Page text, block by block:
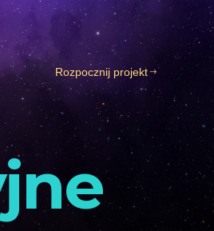
Rozpocznij projekt